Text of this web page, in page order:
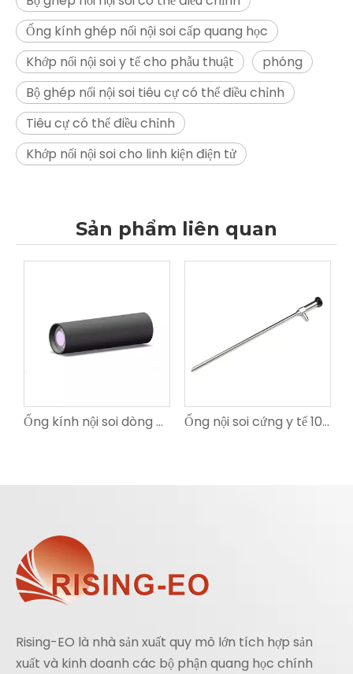
Ống kính ghép nối nội soi cấp quang học
Khớp nối nội soi y tế cho phẫu thuật
phóng
Bộ ghép nối nội soi tiêu cự có thể điều chỉnh
Tiêu cự có thể điều chỉnh
Khớp nối nội soi cho linh kiện điện tử
Sản phẩm liên quan
Ống kính nội soi dòng OV9740 có độ chính xác cao 1/7 inch cấp y tế Ống nội soi cứng y tế 10 mm 4K 30 độ
Rising-EO là nhà sản xuất quy mô lớn tích hợp sản
xuất và kinh doanh các bộ phận quang học chính